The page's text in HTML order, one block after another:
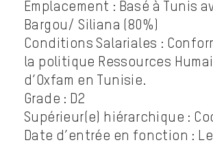
Emplacement : Basé à Tunis
Bargou/ Siliana (80%)
Conditions Salariales :
la politique Ressources
d’Oxfam en Tunisie.
Grade : D2
Supérieur(e) hiérarchique :
Date d’entrée en fonction :